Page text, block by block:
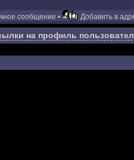
сообщение • Добавить в
на профиль